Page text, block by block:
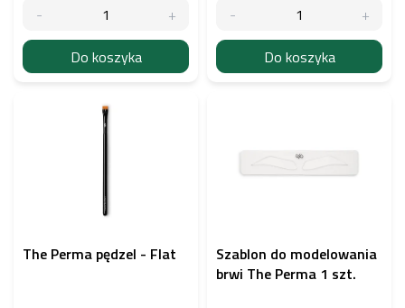
Do koszyka Do koszyka
The Perma pędzel - Flat
Szablon do modelowania
brwi The Perma 1 szt.